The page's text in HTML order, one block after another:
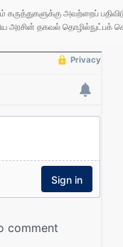
கருத்துகளுக்கு அவற்றைப்
அரசின் தகவல் தொழில்நுட்பக்